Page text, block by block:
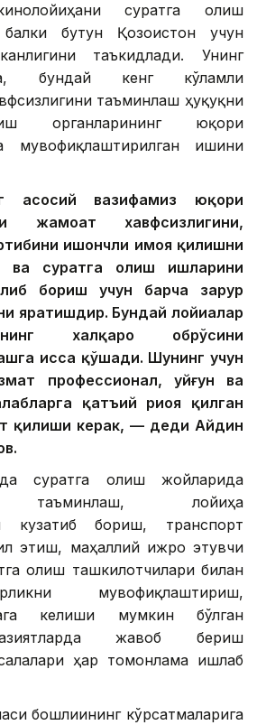
суратга олиш
бутун Қозоғистон учун
таъкидлади. Унинг
бундай кенг кўламли
таъминлаш ҳуқуқни
органларининг юқори
мувофиқлаштирилган ишини
асосий вазифамиз юқори
жамоат хавфсизлигини,
ишончли ҳимоя қилишни
ва суратга олиш ишларини
бориш учун барча зарур
яратишдир. Бундай лойиҳалар
халқаро обрўсини
ҳисса қўшади. Шунинг учун
профессионал, уйғун ва
қатъий риоя қилган
қилиши керак, — деди Айдин
суратга олиш жойларида
таъминлаш, лойиҳа
кузатиб бориш, транспорт
этиш, маҳаллий ижро этувчи
олиш ташкилотчилари билан
мувофиқлаштириш,
келиши мумкин бўлган
жавоб бериш
ҳар томонлама ишлаб
бошлиғининг кўрсатмаларига